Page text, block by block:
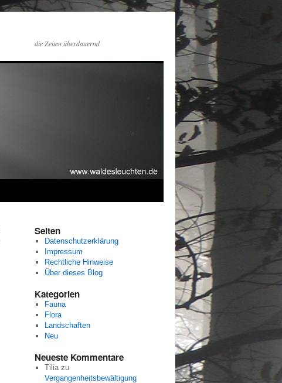
die Zeiten überdauernd
Seiten
Datenschutzerklärung
Impressum
Rechtliche Hinweise
Über dieses Blog
Kategorien
Fauna
Flora
Landschaften
Neu
Neueste Kommentare
Tiliazu
Vergangenheitsbewältigung